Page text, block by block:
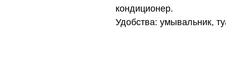
кондиционер.
Удобства: умывальник,